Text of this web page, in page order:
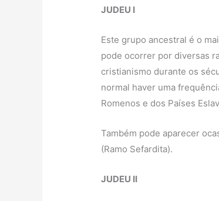
JUDEU I
Este grupo ancestral é o
pode ocorrer por diversas
cristianismo durante os
normal haver uma
Romenos e dos Países
Também pode aparecer
(Ramo Sefardita).
JUDEU II